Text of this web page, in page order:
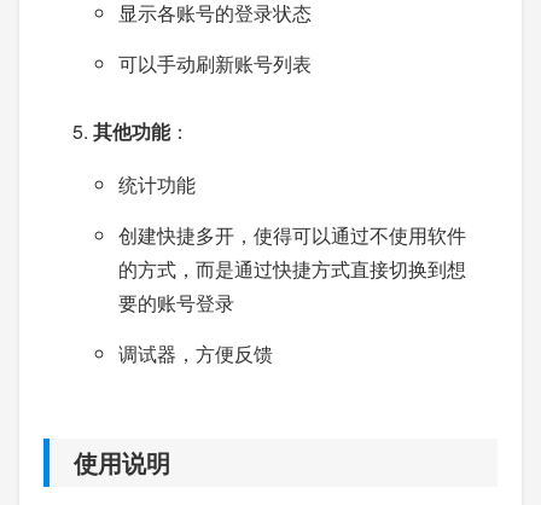
显示各账号的登录状态
可以手动刷新账号列表
其他功能：
统计功能
创建快捷多开，使得可以通过不使用软件
的方式，而是通过快捷方式直接切换到想
要的账号登录
调试器，方便反馈
使用说明